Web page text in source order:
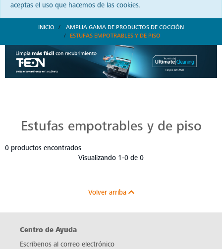
aceptas el uso que hacemos de las cookies.
INICIO
AMPLIA GAMA DE PRODUCTOS DE COCCIÓN
ESTUFAS EMPOTRABLES Y DE PISO
Estufas empotrables y de piso
0 productos encontrados
Visualizando 1-0 de 0
Volver arriba
Centro de Ayuda
Escríbenos al correo electrónico